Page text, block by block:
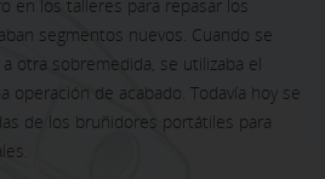
en los talleres para repasar los
segmentos nuevos. Cuando se
otra sobremedida, se utilizaba el
operación de acabado. Todavía hoy se
de los bruñidores portátiles para